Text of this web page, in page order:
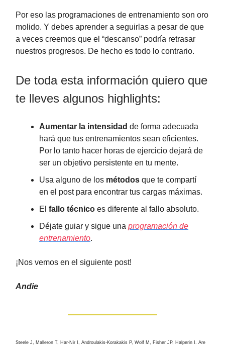
Por eso las programaciones de entrenamiento son oro
molido. Y debes aprender a seguirlas a pesar de que
a veces creemos que el “descanso” podría retrasar
nuestros progresos. De hecho es todo lo contrario.
De toda esta información quiero que
te lleves algunos highlights:
Aumentar la intensidad de forma adecuada
hará que tus entrenamientos sean eficientes.
Por lo tanto hacer horas de ejercicio dejará de
ser un objetivo persistente en tu mente.
Usa alguno de los métodos que te compartí
en el post para encontrar tus cargas máximas.
El fallo técnico es diferente al fallo absoluto.
Déjate guiar y sigue una programación de
entrenamiento.
¡Nos vemos en el siguiente post!
Andie
Steele J, Malleron T, Har-Nir I, Androulakis-Korakakis P, Wolf M, Fisher JP, Halperin I. Are